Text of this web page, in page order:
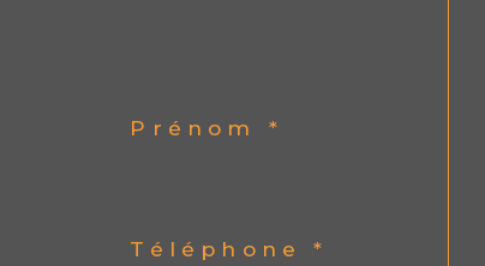
Prénom *
Téléphone *